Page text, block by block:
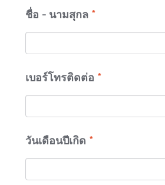
ชื่อ - นามสุกล *
เบอร์โทรติดต่อ *
วันเดือนปีเกิด *